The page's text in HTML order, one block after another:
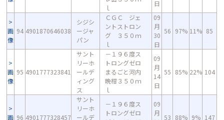
ｌ
日
画
像
94 4901870646038
シジシ
ージャ
パン
ＣＧＣ ジェ
ントストロン
グ ３５０ｍ
ｌ
09
月
30
日
56 97% 11% 85
画
像
95 4901777323841
サント
リーホ
ールデ
ィング
ス
－１９６度ス
トロングゼロ
まるごと河内
晩柑３５０ｍ
ｌ
09
月
14
日
55 85% 22% 104
画 96 4901777328457
サント
リーホ
ールデ
－１９６度ス
トロングゼロ
09
月
53 88% 9% 147